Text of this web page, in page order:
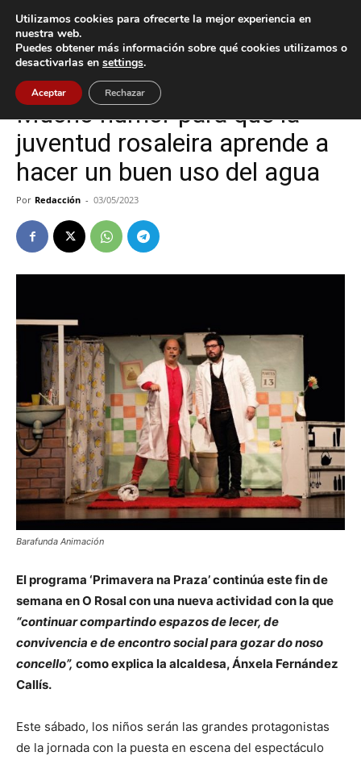
Inicio Cultura / Ocio
Cultura / Ocio O Rosal
Mucho humor para que la
juventud rosaleira aprende a
hacer un buen uso del agua
Por Redacción - 03/05/2023
Barafunda Animación
El programa ‘Primavera na Praza’ continúa este fin de
semana en O Rosal con una nueva actividad con la que
“continuar compartindo espazos de lecer, de
convivencia e de encontro social para gozar do noso
concello”, como explica la alcaldesa, Ánxela Fernández
Callís.
Este sábado, los niños serán las grandes protagonistas
de la jornada con la puesta en escena del espectáculo
Utilizamos cookies para ofrecerte la mejor experiencia en
nuestra web.
Puedes obtener más información sobre qué cookies utilizamos o
desactivarlas en settings.
Aceptar Rechazar